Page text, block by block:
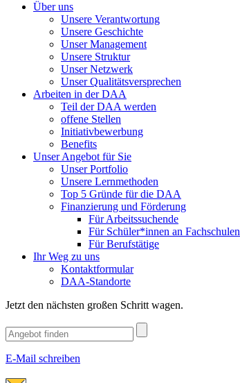
Über uns
Unsere Verantwortung
Unsere Geschichte
Unser Management
Unsere Struktur
Unser Netzwerk
Unser Qualitätsversprechen
Arbeiten in der DAA
Teil der DAA werden
offene Stellen
Initiativbewerbung
Benefits
Unser Angebot für Sie
Unser Portfolio
Unsere Lernmethoden
Top 5 Gründe für die DAA
Finanzierung und Förderung
Für Arbeitssuchende
Für Schüler*innen an Fachschulen
Für Berufstätige
Ihr Weg zu uns
Kontaktformular
DAA-Standorte
Jetzt den nächsten großen Schritt wagen.
E-Mail schreiben